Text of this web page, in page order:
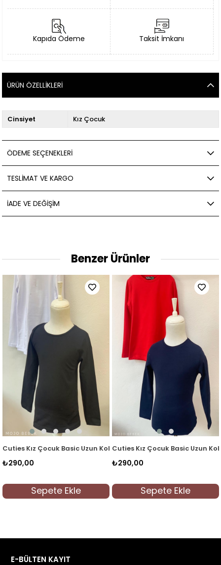
Kapıda Ödeme Taksit İmkanı
ÜRÜN ÖZELLIKLERI
Cinsiyet Kız Çocuk
ÖDEME SEÇENEKLERI
TESLIMAT VE KARGO
İADE VE DEĞIŞIM
Benzer Ürünler
BeyazBasic Uzun Kol T-shirt 3090 Siyah
Ekle
Cuties Kız Çocuk Basic Uzun Kol T-shırt
Sepete Ekle
Woorage
E-BÜLTEN KAYIT